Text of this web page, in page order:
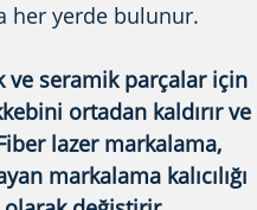
her yerde bulunur.
ve seramik parçalar için
ortadan kaldırır ve
lazer markalama,
markalama kalıcılığı